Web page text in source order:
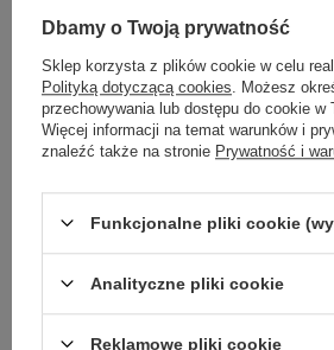
dopasowanie.
Pogrubiony piankowy materiał wewnątrz
bez efektu przegrzewania.
Gumowa pogrubiona podeszwa z wyraźnym
Model w pełni uniwersalny, odpowiedni do
użytku.
Marka
Dbamy o Twoją prywatność
Sklep korzysta z plików cookie w celu
Polityką dotyczącą cookies . Możesz
przechowywania lub dostępu do cookie w
Więcej informacji na temat warunków i
znaleźć także na stronie Prywatność i
Funkcjonalne pliki cookie
Analityczne pliki cookie
Reklamowe pliki cookie